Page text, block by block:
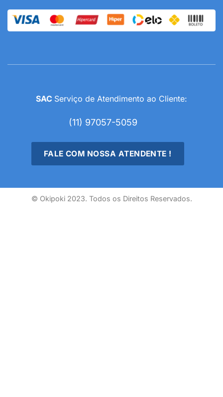
SAC Serviço de Atendimento ao Cliente:
(11) 97057-5059
FALE COM NOSSA ATENDENTE !
© Okipoki 2023. Todos os Direitos Reservados.